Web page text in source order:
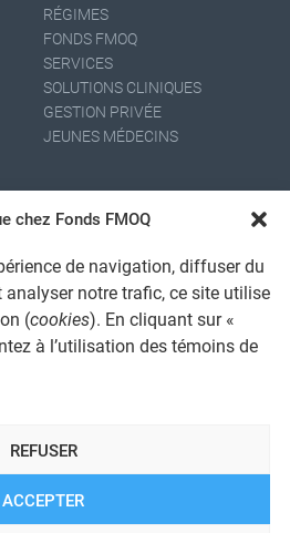
chez Fonds FMOQ
de navigation, diffuser du
notre trafic, ce site utilise
(cookies). En cliquant sur «
à l’utilisation des témoins de
ACCEPTER
REFUSER
RÉGIMES
FONDS FMOQ
SERVICES
SOLUTIONS CLINIQUES
GESTION PRIVÉE
JEUNES MÉDECINS
PLAINTES